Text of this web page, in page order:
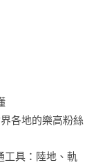
各地的樂高粉絲
工具：陸地、軌